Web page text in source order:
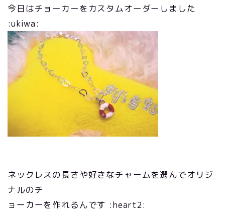
今日はチョーカーをカスタムオーダーしました
:ukiwa:
ネックレスの長さや好きなチャームを選んでオリジ
ナルのチ
ョーカーを作れるんです :heart2: